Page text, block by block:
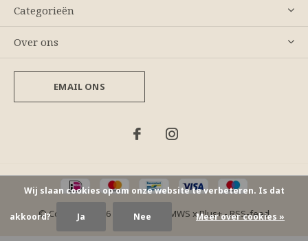
Categorieën
Over ons
EMAIL ONS
© Copyright 2026 - Theme By DMWS xPlus+-RSS-feed
Wij slaan cookies op om onze website te verbeteren. Is dat
akkoord? Ja Nee Meer over cookies »